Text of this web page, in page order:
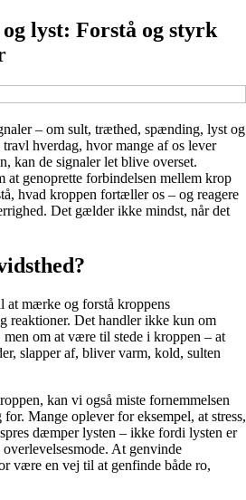
lyst: Forstå og styrk
– om sult, træthed, spænding, lyst og
hverdag, hvor mange af os lever
kan de signaler let blive overset.
at genoprette forbindelsen mellem krop
hvad kroppen fortæller os – og reagere
Det gælder ikke mindst, når det
at mærke og forstå kroppens
reaktioner. Det handler ikke kun om
om at være til stede i kroppen – at
slapper af, bliver varm, kold, sulten
kan vi også miste fornemmelsen
Mange oplever for eksempel, at stress,
dæmper lysten – ikke fordi lysten er
At genvinde
være en vej til at genfinde både ro,